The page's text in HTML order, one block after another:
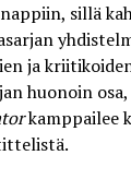
sillä
ja
huonoin
kamppailee